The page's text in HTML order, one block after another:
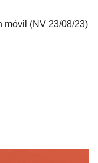
móvil (NV 23/08/23)